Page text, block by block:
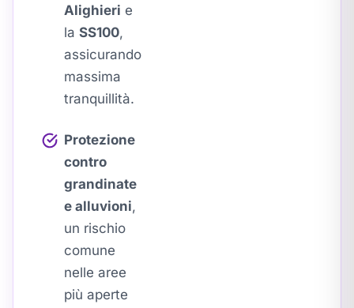
Alighieri e
la SS100,
assicurando
massima
tranquillità.
Protezione
contro
grandinate
e alluvioni,
un rischio
comune
nelle aree
più aperte